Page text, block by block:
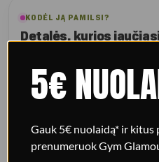
KODĖL JĄ PAMILSI?
Detalės, kurios
Giliai iškirpta
5€
Gauk 5€ nuolaidą* ir kitus
prenumeruok Gym